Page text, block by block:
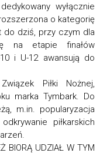
wyłącznie
o kategorię
do dziś, przy czym dla
na etapie finałów
i U-12 awansują do
Piłki Nożnej,
marka Tymbark. Do
m.in. popularyzacja
piłkarskich
BIORĄ UDZIAŁ W TYM